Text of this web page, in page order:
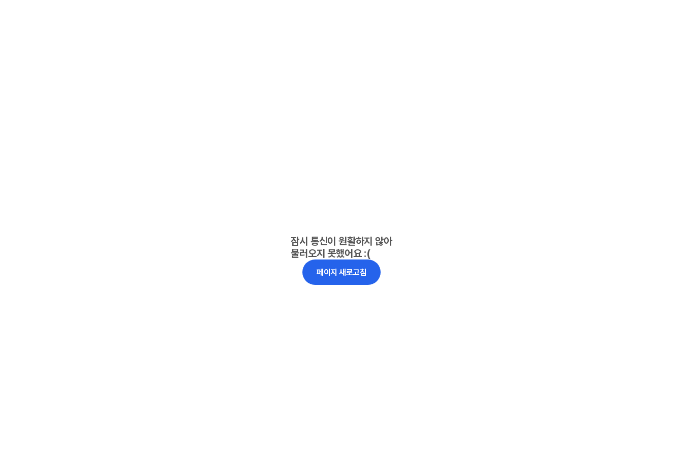
잠시 통신이 원활하지 않아
불러오지 못했어요 :(
페이지 새로고침